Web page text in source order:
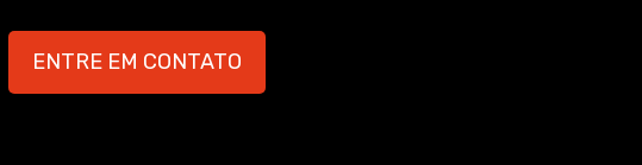
ENTRE EM CONTATO